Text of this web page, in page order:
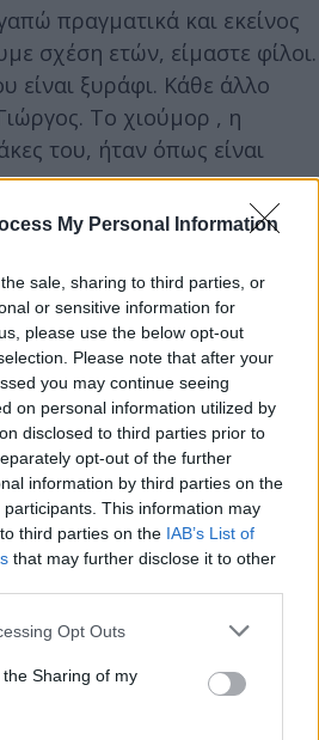
My Personal Information
sale, sharing to third parties, or
or sensitive information for
please use the below opt-out
Please note that after your
you may continue seeing
on personal information utilized by
disclosed to third parties prior to
opt-out of the further
information by third parties on the
participants. This information may
third parties on the IAB’s List of
that may further disclose it to other
app uses one or more Google
usage behaviour. You may click to
Google and its third-party tags to
purposes in below Google
Opt Outs
Sharing of my
πραγματικά και εκείνος
σχέση ετών, είμαστε φίλοι.
είναι ξυράφι. Κάθε άλλο
Το χιούμορ , η
του, ήταν όπως είναι
Γιώργος». Για να λήξει
δεν βρήκαν
που να συνδέεται
και ψυχιατρική νόσο.
θεραπεία. Εγώ έμεινα μισή
παρά ψυχικά ασθενής